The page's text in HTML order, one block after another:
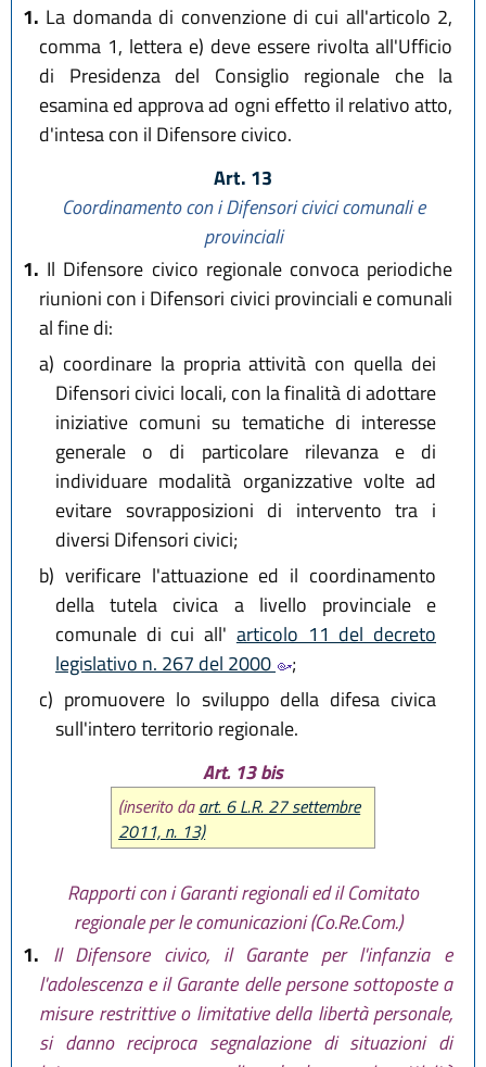
1. La domanda di convenzione di cui all'articolo 2,
comma 1, lettera e) deve essere rivolta all'Ufficio
di Presidenza del Consiglio regionale che la
esamina ed approva ad ogni effetto il relativo atto,
d'intesa con il Difensore civico.
Art. 13
Coordinamento con i Difensori civici comunali e
provinciali
1. Il Difensore civico regionale convoca periodiche
riunioni con i Difensori civici provinciali e comunali
al fine di:
a) coordinare la propria attività con quella dei
Difensori civici locali, con la finalità di adottare
iniziative comuni su tematiche di interesse
generale o di particolare rilevanza e di
individuare modalità organizzative volte ad
evitare sovrapposizioni di intervento tra i
diversi Difensori civici;
b) verificare l'attuazione ed il coordinamento
della tutela civica a livello provinciale e
comunale di cui all' articolo 11 del decreto
legislativo n. 267 del 2000
;
c) promuovere lo sviluppo della difesa civica
sull'intero territorio regionale.
Art. 13 bis
(inserito daart. 6 L.R. 27 settembre
2011, n. 13)
Rapporti con i Garanti regionali ed il Comitato
regionale per le comunicazioni (Co.Re.Com.)
1. Il Difensore civico, il Garante per l'infanzia e
l'adolescenza e il Garante delle persone sottoposte a
misure restrittive o limitative della libertà personale,
si danno reciproca segnalazione di situazioni di